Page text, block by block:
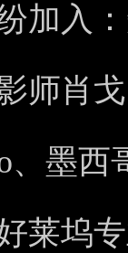
加入
师肖
、墨
莱坞